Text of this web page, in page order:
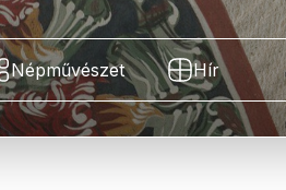
Népművészet Hír